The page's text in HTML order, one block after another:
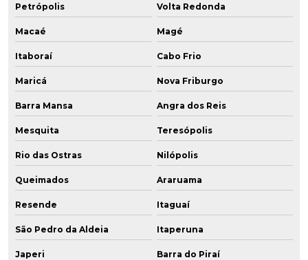
Petrópolis Volta Redonda
Macaé Magé
Itaboraí Cabo Frio
Maricá Nova Friburgo
Barra Mansa Angra dos Reis
Mesquita Teresópolis
Rio das Ostras Nilópolis
Queimados Araruama
Resende Itaguaí
São Pedro da Aldeia Itaperuna
Japeri Barra do Piraí